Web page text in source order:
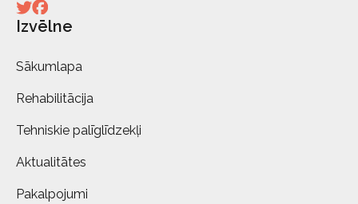
Izvēlne
Sākumlapa
Rehabilitācija
Tehniskie palīglīdzekļi
Aktualitātes
Pakalpojumi